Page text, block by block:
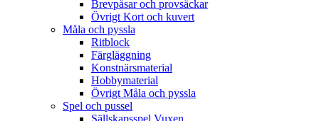
Brevpåsar och provsäckar
Övrigt Kort och kuvert
Måla och pyssla
Ritblock
Färgläggning
Konstnärsmaterial
Hobbymaterial
Övrigt Måla och pyssla
Spel och pussel
Sällskapsspel Vuxen